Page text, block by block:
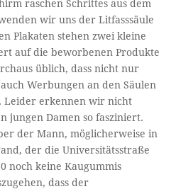
raschen Schrittes aus dem
wir uns der Litfasssäule
Plakaten stehen zwei kleine
auf die beworbenen Produkte
üblich, dass nicht nur
Werbungen an den Säulen
Leider erkennen wir nicht
jungen Damen so fasziniert.
der Mann, möglicherweise in
der die Universitätsstraße
noch keine Kaugummis
dass der